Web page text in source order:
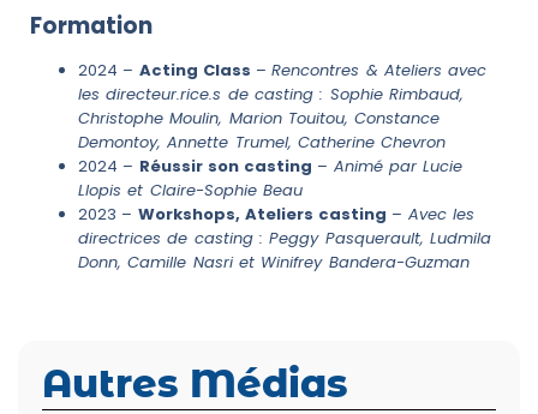
Formation
2024 – Acting Class –Rencontres & Ateliers avec
les directeur.rice.s de casting : Sophie Rimbaud,
Christophe Moulin, Marion Touitou, Constance
Demontoy, Annette Trumel, Catherine Chevron
2024 – Réussir son casting – Animé par Lucie
Llopis et Claire-Sophie Beau
2023 – Workshops, Ateliers casting – Avec les
directrices de casting : Peggy Pasquerault, Ludmila
Donn, Camille Nasri et Winifrey Bandera-Guzman
Autres Médias